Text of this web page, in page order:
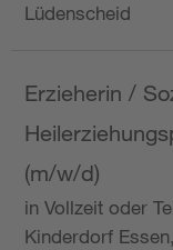
Lüdenscheid
Erzieherin /
(m/w/d)
in Vollzeit oder
Kinderdorf